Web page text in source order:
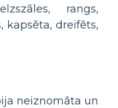
rangs,
kapsēta, dreifēts,
neiznomāta un